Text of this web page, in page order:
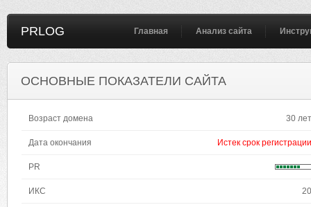
PRLOG Главная Анализ сайта
ОСНОВНЫЕ ПОКАЗАТЕЛИ САЙТА
Возраст домена 30 лет
Дата окончания Истек срок регистрации
PR
ИКС 20